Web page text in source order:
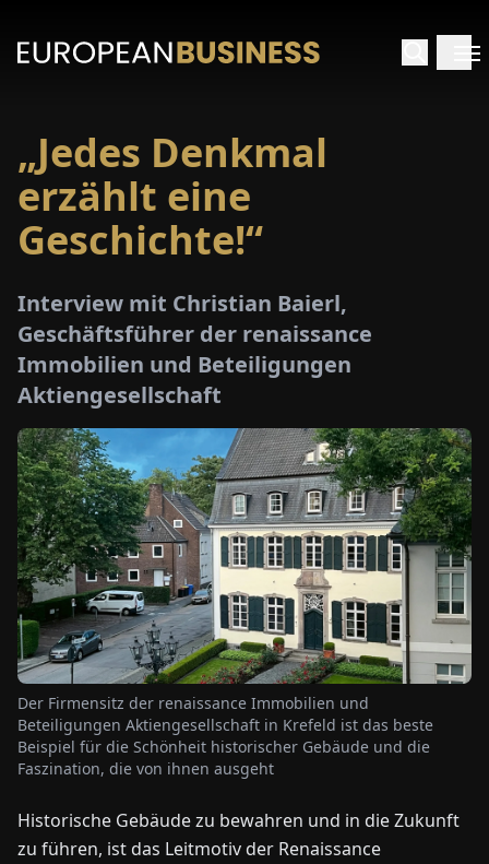
PAPER
NEWS
ÜBER
UNS
EN DEFRESIT NLPLHU
KONTAKT
UNS
„Jedes Denkmal
erzählt eine
Geschichte!“
Interview mit Christian Baierl,
Geschäftsführer der renaissance
Immobilien und Beteiligungen
Aktiengesellschaft
Der Firmensitz der renaissance Immobilien und
Beteiligungen Aktiengesellschaft in Krefeld ist das beste
Beispiel für die Schönheit historischer Gebäude und die
Faszination, die von ihnen ausgeht
Historische Gebäude zu bewahren und in die Zukunft
zu führen, ist das Leitmotiv der Renaissance